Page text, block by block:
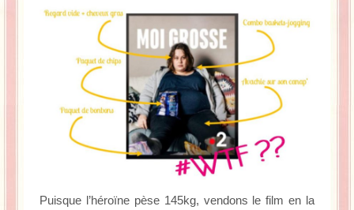
Puisque l’héroïne pèse 145kg, vendons le film en la